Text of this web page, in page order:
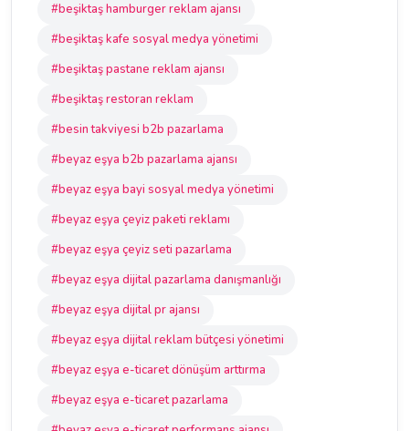
#beşiktaş hamburger reklam ajansı
#beşiktaş kafe sosyal medya yönetimi
#beşiktaş pastane reklam ajansı
#beşiktaş restoran reklam
#besin takviyesi b2b pazarlama
#beyaz eşya b2b pazarlama ajansı
#beyaz eşya bayi sosyal medya yönetimi
#beyaz eşya çeyiz paketi reklamı
#beyaz eşya çeyiz seti pazarlama
#beyaz eşya dijital pazarlama danışmanlığı
#beyaz eşya dijital pr ajansı
#beyaz eşya dijital reklam bütçesi yönetimi
#beyaz eşya e-ticaret dönüşüm arttırma
#beyaz eşya e-ticaret pazarlama